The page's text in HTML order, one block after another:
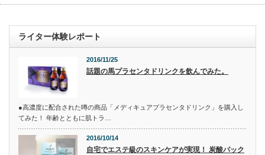
ライター体験レポート
2016/11/25
話題の馬プラセンタドリンクを飲んでみた。
●高濃度に配合された噂の商品「メディキュアプラセンタドリンク」を購入し
てみた！ 年齢とともに肌トラ…
2016/10/14
自宅でエステ級のスキンケアが実現！ 炭酸パック